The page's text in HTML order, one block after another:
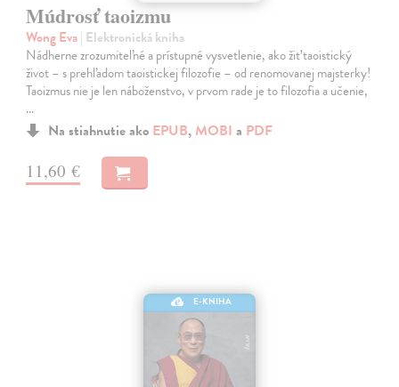
Múdrosť taoizmu
Wong Eva| Elektronická kniha
Nádherne zrozumiteľné a prístupné vysvetlenie, ako žiť taoistický
život – s prehľadom taoistickej filozofie – od renomovanej majsterky!
Taoizmus nie je len náboženstvo, v prvom rade je to filozofia a učenie,
…
Na stiahnutie ako EPUB, MOBI a PDF
11,60 €
E-KNIHA